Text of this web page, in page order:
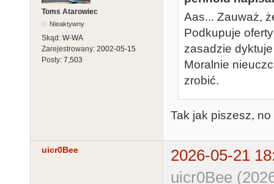
Toms Atarowiec
Nieaktywny
Skąd: W-WA
Zarejestrowany: 2002-05-15
Posty: 7,503
Aas... Zauważ,
Podkupuje
zasadzie
Moralnie
zrobić.
Tak jak piszesz,
uicr0Bee
2026-05-21
uicr0Bee